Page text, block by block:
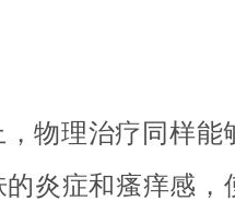
物理治疗同样能
炎症和瘙痒感，